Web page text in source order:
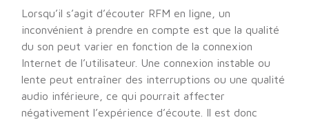
Lorsqu’il s’agit d’écouter RFM en ligne, un
inconvénient à prendre en compte est que la qualité
du son peut varier en fonction de la connexion
Internet de l’utilisateur. Une connexion instable ou
lente peut entraîner des interruptions ou une qualité
audio inférieure, ce qui pourrait affecter
négativement l’expérience d’écoute. Il est donc